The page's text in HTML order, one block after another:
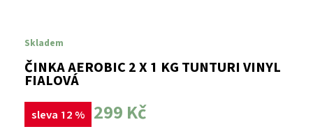
Skladem
ČINKA AEROBIC 2 X 1 KG TUNTURI VINYL
FIALOVÁ
sleva 12 % 299 Kč